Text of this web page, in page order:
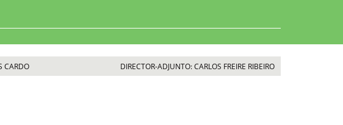
CARDO DIRECTOR-ADJUNTO: CARLOS FREIRE RIBEIRO